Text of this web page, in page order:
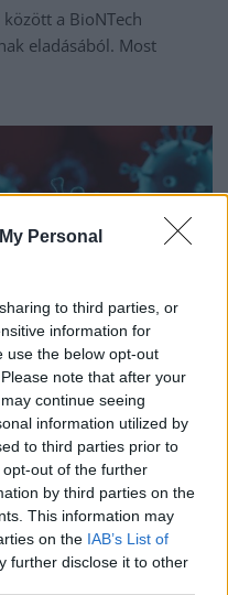
Personal
to third parties, or
information for
use the below opt-out
note that after your
continue seeing
information utilized by
to third parties prior to
out of the further
by third parties on the
This information may
on the IAB’s List of
further disclose it to other
a BioNTech
eladásából. Most
bizonyítékot találtak
koronavírus
genetikai mintákat,
hogy ott került át állatról